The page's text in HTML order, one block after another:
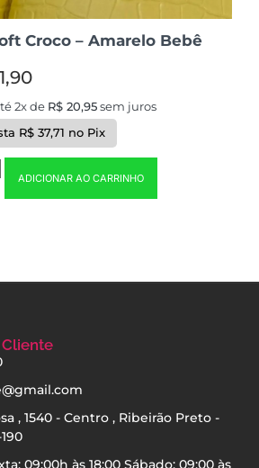
Croco – Amarelo Bebê
2x de R$ 20,95 sem juros
R$37,71 no Pix
ADICIONAR AO CARRINHO
, 1540 - Centro , Ribeirão Preto -
09:00h às 18:00 Sábado: 09:00 às